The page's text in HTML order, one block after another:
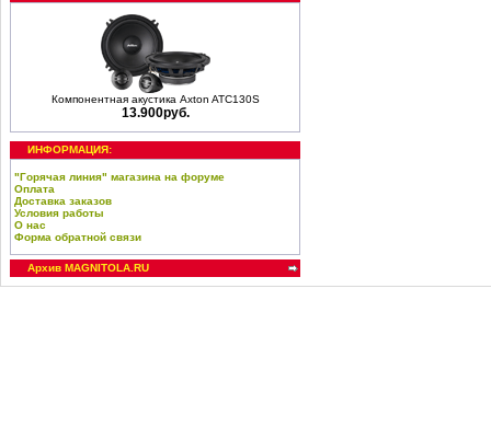
Компонентная акустика Axton ATC130S
13.900руб.
ИНФОРМАЦИЯ:
"Горячая линия" магазина на форуме
Оплата
Доставка заказов
Условия работы
О нас
Форма обратной связи
Архив MAGNITOLA.RU